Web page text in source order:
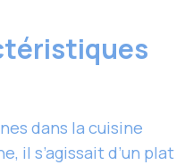
dans la cuisine
il s’agissait d’un plat